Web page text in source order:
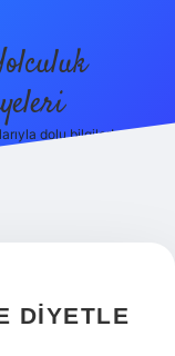
dolu bilgiler!
DIYETLE